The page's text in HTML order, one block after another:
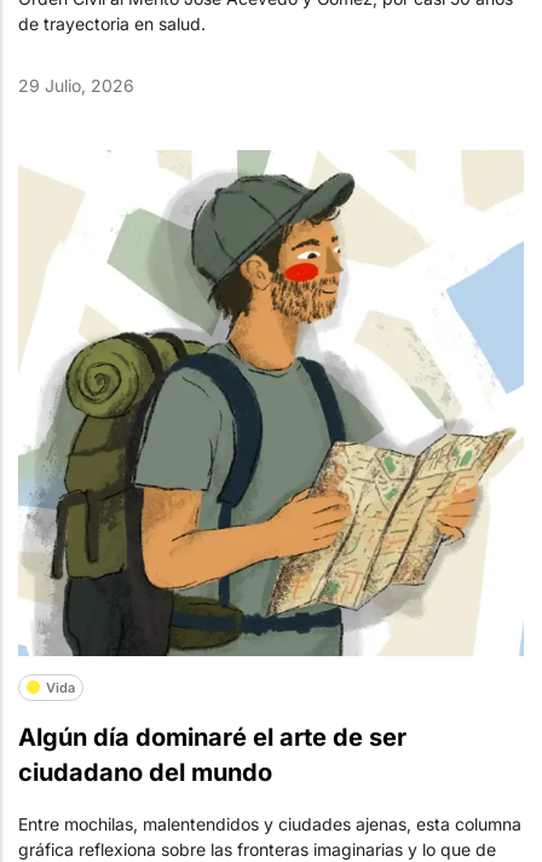
de trayectoria en salud.
29 Julio, 2026
Vida
Algún día dominaré el arte de ser
ciudadano del mundo
Entre mochilas, malentendidos y ciudades ajenas, esta columna
gráfica reflexiona sobre las fronteras imaginarias y lo que de